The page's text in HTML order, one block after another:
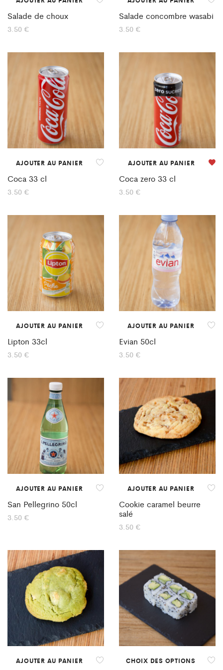
Salade de choux
3.50 €
Salade concombre wasabi
3.50 €
AJOUTER AU PANIER
Coca 33 cl
3.50 €
AJOUTER AU PANIER
Coca zero 33 cl
3.50 €
AJOUTER AU PANIER
Lipton 33cl
3.50 €
AJOUTER AU PANIER
Evian 50cl
3.50 €
AJOUTER AU PANIER
San Pellegrino 50cl
3.50 €
AJOUTER AU PANIER
Cookie caramel beurre
salé
3.50 €
AJOUTER AU PANIER CHOIX DES OPTIONS